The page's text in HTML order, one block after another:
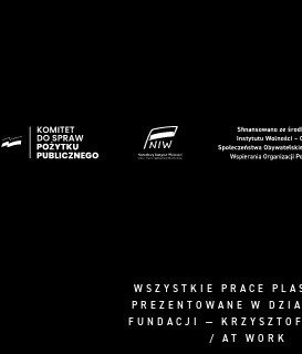
WSZYSTKIE PRACE
PREZENTOWANE W
FUNDACJI —
/ AT WORK